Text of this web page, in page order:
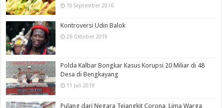
10 September 2016
Kontroversi Udin Balok
26 Oktober 2019
Polda Kalbar Bongkar Kasus Korupsi 20 Miliar di 48
Desa di Bengkayang
11 Juli 2019
Pulang dari Negara Tejangkit Corona, Lima Warga